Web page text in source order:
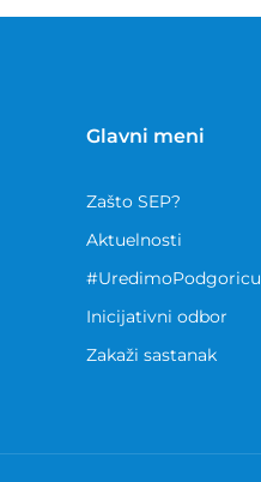
Glavni meni
Zašto SEP?
Aktuelnosti
#UredimoPodgoricu
Inicijativni odbor
Zakaži sastanak